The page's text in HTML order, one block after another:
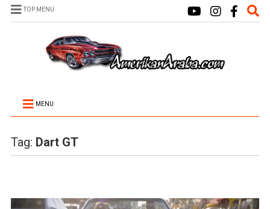
TOP MENU
MENU
Tag: Dart GT